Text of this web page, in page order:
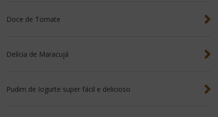
Doce de Tomate
Delícia de Maracujá
Pudim de Iogurte super fácil e delicioso